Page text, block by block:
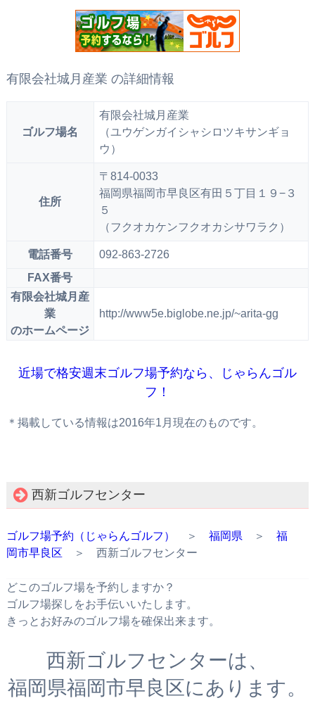
有限会社城月産業 の詳細情報
ゴルフ場名
有限会社城月産業
（ユウゲンガイシャシロツキサンギョ
ウ）
住所
〒814-0033
福岡県福岡市早良区有田５丁目１９−３
５
（フクオカケンフクオカシサワラク）
電話番号
092-863-2726
FAX番号
有限会社城月産
業
のホームページ
http://www5e.biglobe.ne.jp/~arita-gg
近場で格安週末ゴルフ場予約なら、じゃらんゴル
フ！
＊掲載している情報は2016年1月現在のものです。
西新ゴルフセンター
ゴルフ場予約（じゃらんゴルフ） ＞ 福岡県＞ 福
岡市早良区 ＞ 西新ゴルフセンター
どこのゴルフ場を予約しますか？
ゴルフ場探しをお手伝いいたします。
きっとお好みのゴルフ場を確保出来ます。
西新ゴルフセンターは、
福岡県福岡市早良区にあります。